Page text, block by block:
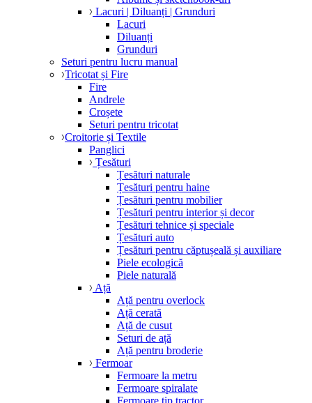
Lacuri | Diluanți | Grunduri
Lacuri
Diluanți
Grunduri
Seturi pentru lucru manual
Tricotat și Fire
Fire
Andrele
Croșete
Seturi pentru tricotat
Croitorie și Textile
Panglici
Țesături
Țesături naturale
Țesături pentru haine
Țesături pentru mobilier
Țesături pentru interior și decor
Țesături tehnice și speciale
Țesături auto
Țesături pentru căptușeală și auxiliare
Piele ecologică
Piele naturală
Ață
Ață pentru overlock
Ață cerată
Ață de cusut
Seturi de ață
Ață pentru broderie
Fermoar
Fermoare la metru
Fermoare spiralate
Fermoare tip tractor